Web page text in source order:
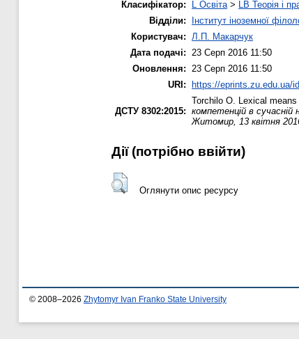
Класифікатор:
L Освіта> LB Теорія і
Відділи:
Інститут іноземної
Користувач: Л.П. Макарчук
Дата подачі: 23 Серп 2016 11:50
Оновлення: 23 Серп 2016 11:50
URI:
https://eprints.zu.edu.ua/
ДСТУ 8302:2015:
Torchilo O. Lexical
компетенцій в сучасній
Житомир, 13 квітня
Дії ​​(потрібно ввійти)
Оглянути опис ресурсу
© 2008–2026 Zhytomyr Ivan Franko State University